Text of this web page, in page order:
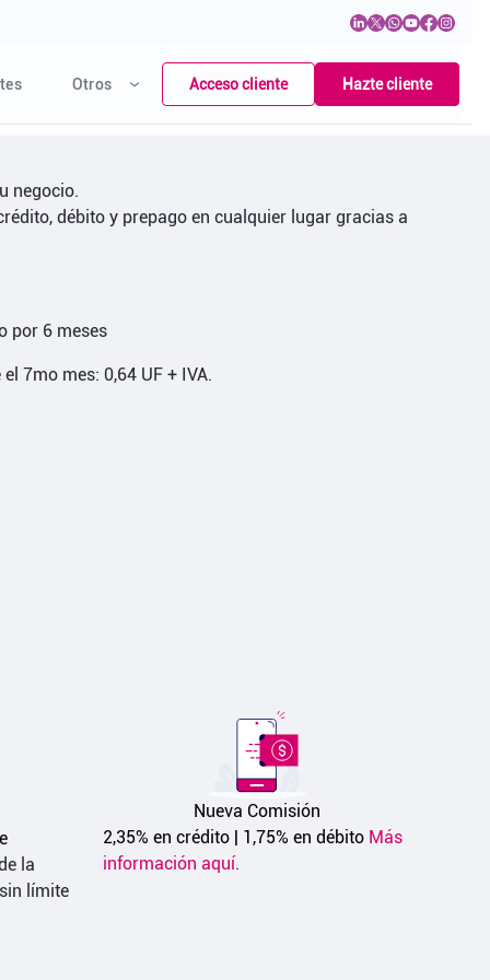
Otros Acceso cliente Hazte cliente
negocio.
débito y prepago en cualquier lugar gracias a
por 6 meses
7mo mes: 0,64 UF + IVA.
la
límite
Nueva Comisión
2,35% en crédito | 1,75% en débito Más
información aquí.